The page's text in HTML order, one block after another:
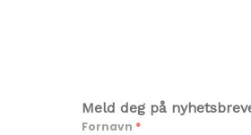
Meld deg på
Fornavn *